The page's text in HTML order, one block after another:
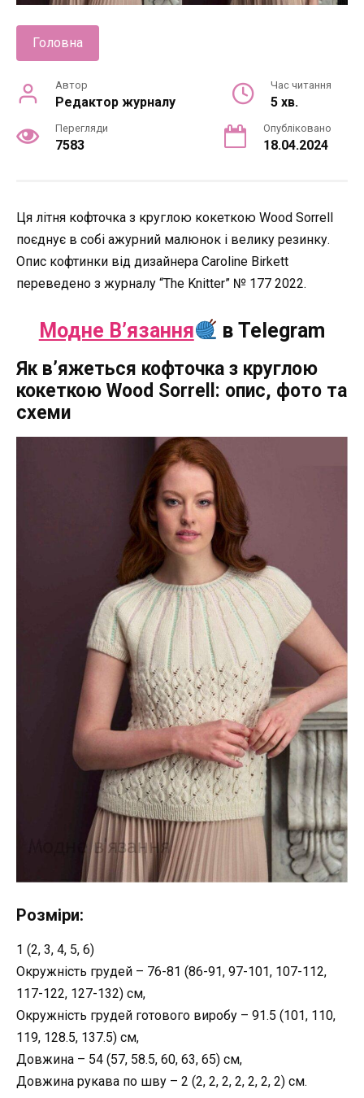
Головна
Автор
Редактор журналу
Час читання
5 хв.
Перегляди
7583
Опубліковано
18.04.2024
Ця літня кофточка з круглою кокеткою Wood Sorrell
поєднує в собі ажурний малюнок і велику резинку.
Опис кофтинки від дизайнера Caroline Birkett
переведено з журналу “The Knitter” № 177 2022.
Модне В’язання в Telegram
Як в’яжеться кофточка з круглою
кокеткою Wood Sorrell: опис, фото та
схеми
Розміри:
1 (2, 3, 4, 5, 6)
Окружність грудей – 76-81 (86-91, 97-101, 107-112,
117-122, 127-132) см,
Окружність грудей готового виробу – 91.5 (101, 110,
119, 128.5, 137.5) см,
Довжина – 54 (57, 58.5, 60, 63, 65) см,
Довжина рукава по шву – 2 (2, 2, 2, 2, 2, 2, 2) см.